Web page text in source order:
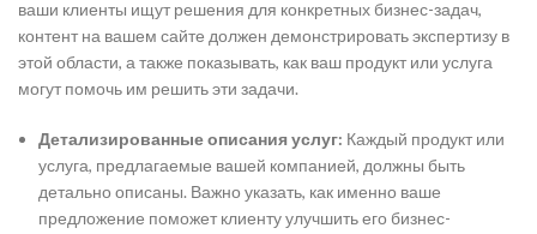
ваши клиенты ищут решения для конкретных бизнес-задач,
контент на вашем сайте должен демонстрировать экспертизу в
этой области, а также показывать, как ваш продукт или услуга
могут помочь им решить эти задачи.
Детализированные описания услуг: Каждый продукт или
услуга, предлагаемые вашей компанией, должны быть
детально описаны. Важно указать, как именно ваше
предложение поможет клиенту улучшить его бизнес-